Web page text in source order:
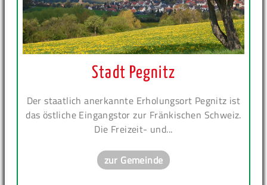
Stadt Pegnitz
Der staatlich anerkannte Erholungsort Pegnitz ist
das östliche Eingangstor zur Fränkischen Schweiz.
Die Freizeit- und...
zur Gemeinde